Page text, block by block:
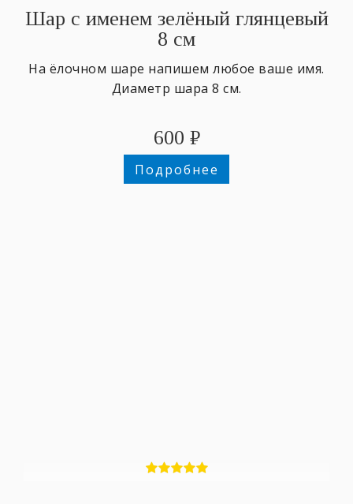
Шар с именем зелёный глянцевый
8 см
На ёлочном шаре напишем любое ваше имя.
Диаметр шара 8 см.
600 ₽
Подробнее